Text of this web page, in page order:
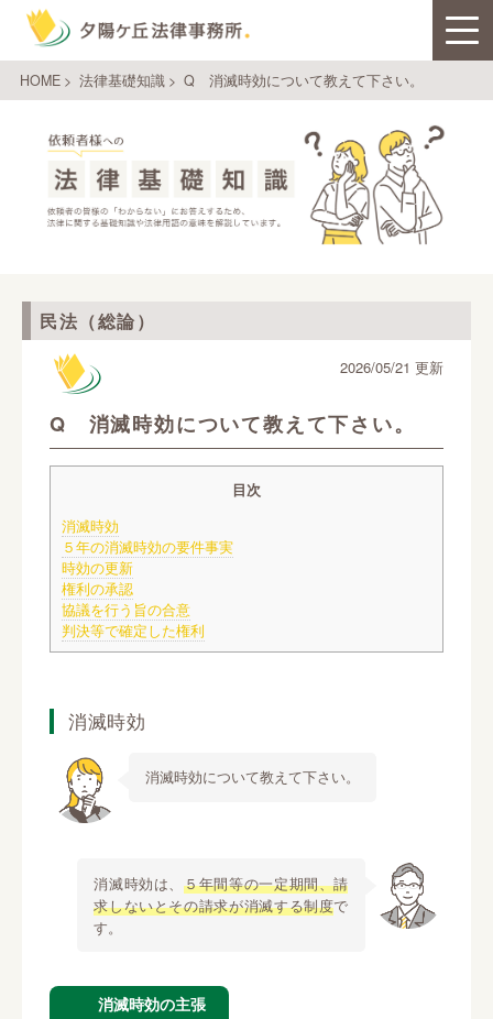
HOME> 法律基礎知識> Q 消滅時効について教えて下さい。
民法（総論）
Q 消滅時効について教えて下さい。
2026/05/21 更新
目次
消滅時効
５年の消滅時効の要件事実
時効の更新
権利の承認
協議を行う旨の合意
判決等で確定した権利
消滅時効
消滅時効について教えて下さい。
消滅時効は、５年間等の一定期間、請
求しないとその請求が消滅する制度で
す。
消滅時効の主張